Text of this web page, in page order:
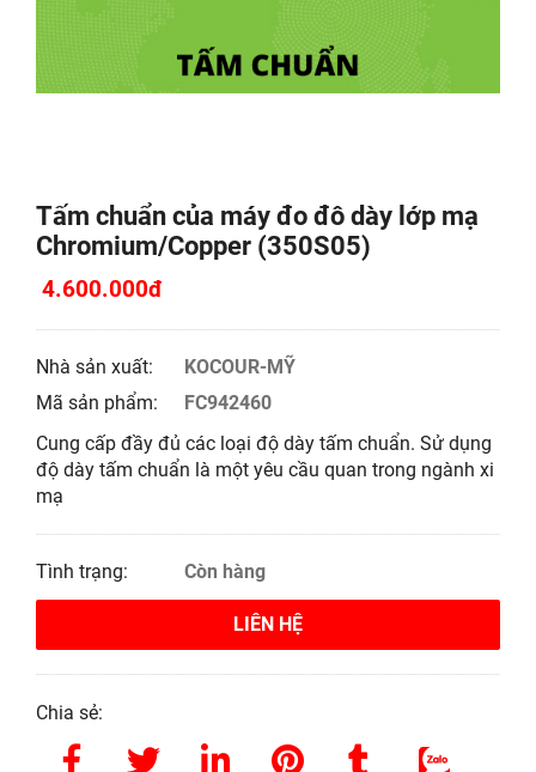
Tấm chuẩn của máy đo đô dày lớp mạ
Chromium/Copper (350S05)
4.600.000đ
Nhà sản xuất:
KOCOUR-MỸ
Mã sản phẩm:
FC942460
Cung cấp đầy đủ các loại độ dày tấm chuẩn. Sử dụng
độ dày tấm chuẩn là một yêu cầu quan trong ngành xi
mạ
Tình trạng: Còn hàng
LIÊN HỆ
Chia sẻ: